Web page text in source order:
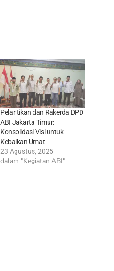
Pelantikan dan Rakerda DPD
ABI Jakarta Timur:
Konsolidasi Visi untuk
Kebaikan Umat
23 Agustus, 2025
dalam "Kegiatan ABI"